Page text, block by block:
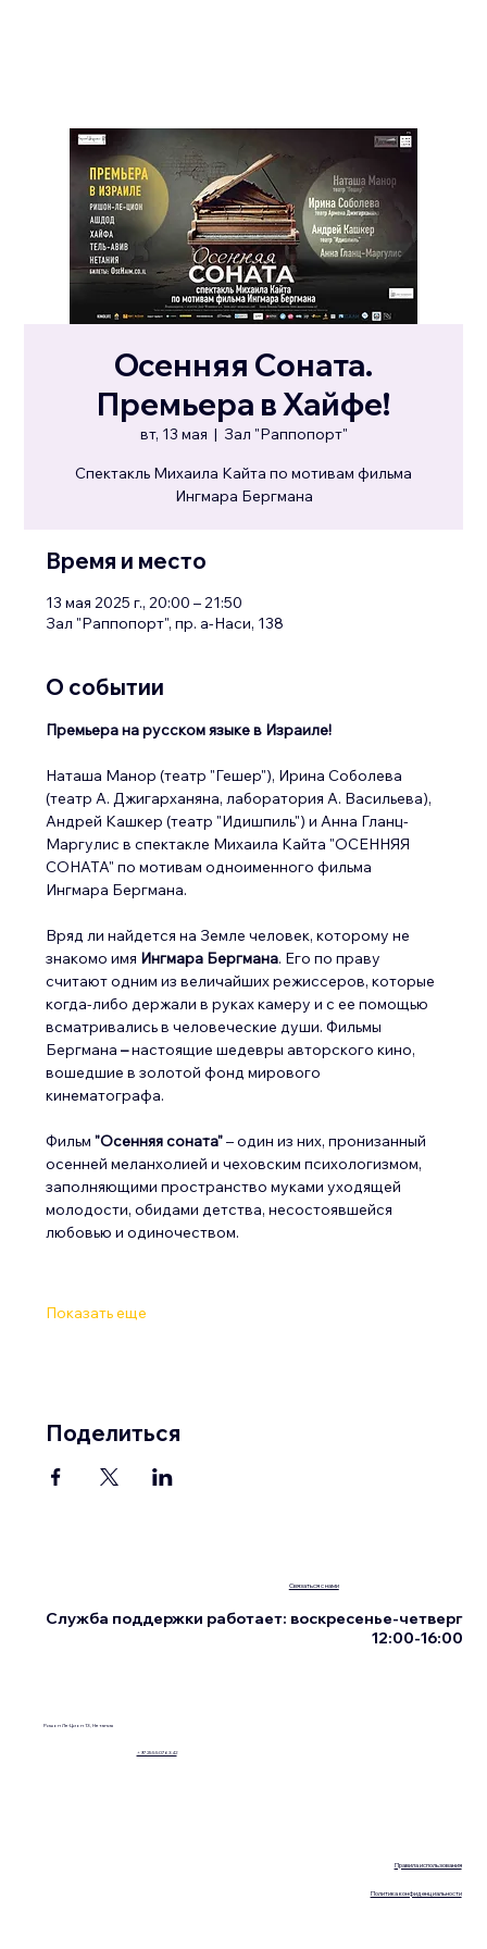
Осенняя Соната.
Премьера в Хайфе!
вт, 13 мая
  |
Зал "Раппопорт"
Спектакль Михаила Кайта по мотивам фильма
Ингмара Бергмана
Время и место
13 мая 2025 г., 20:00 – 21:50
Зал "Раппопорт", пр. а-Наси, 138
О событии
Премьера на русском языке в Израиле!
Наташа Манор (театр "Гешер"), Ирина Соболева
(театр А. Джигарханяна, лаборатория А. Васильева),
Андрей Кашкер (театр "Идишпиль") и Анна Гланц-
Маргулис в спектакле Михаила Кайта "ОСЕННЯЯ
СОНАТА" по мотивам одноименного фильма
Ингмара Бергмана.
Вряд ли найдется на Земле человек, которому не
знакомо имя Ингмара Бергмана. Его по праву
считают одним из величайших режиссеров, которые
когда-либо держали в руках камеру и с ее помощью
всматривались в человеческие души. Фильмы
Бергмана – настоящие шедевры авторского кино,
вошедшие в золотой фонд мирового
кинематографа.
Фильм "Осенняя соната" – один из них, пронизанный
осенней меланхолией и чеховским психологизмом,
заполняющими пространство муками уходящей
молодости, обидами детства, несостоявшейся
любовью и одиночеством.
Показать еще
Поделиться
Правила использования
Политика конфиденциальности
Ришон Ле-Цион 13, Нетания
+972555076342
Связаться с нами
Служба поддержки работает: воскресенье-четверг
12:00-16:00